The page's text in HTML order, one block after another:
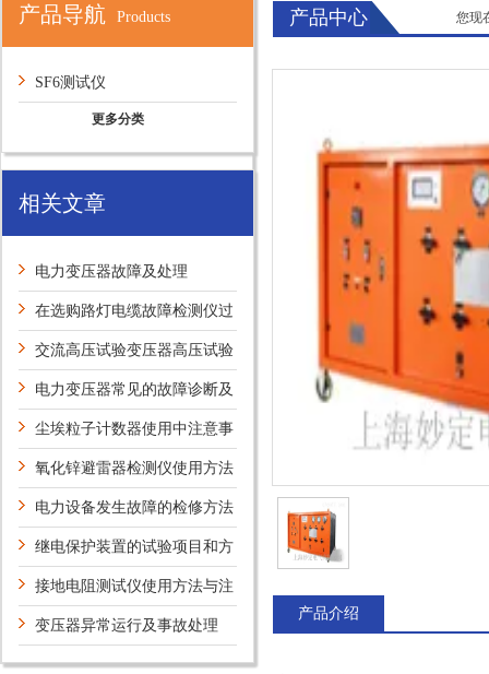
产品导航 Products
SF6测试仪
更多分类
相关文章
电力变压器故障及处理
在选购路灯电缆故障检测仪过
程需参考的技术指标有哪些
交流高压试验变压器高压试验
主要内容有哪些？
电力变压器常见的故障诊断及
检修尘埃粒子计数器使用中注意事
项是什么？
氧化锌避雷器检测仪使用方法
电力设备发生故障的检修方法
继电保护装置的试验项目和方
法 接地电阻测试仪使用方法与注
意事项
变压器异常运行及事故处理
产品中心 您现
产品介绍